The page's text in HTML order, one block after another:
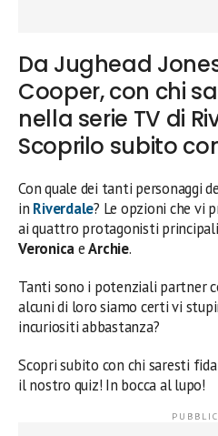
Da Jughead
Cooper, con chi
nella serie TV di
Scoprilo subito
Con quale dei tanti personaggi
in Riverdale? Le opzioni che vi
ai quattro protagonisti
VeronicaeArchie.
Tanti sono i potenziali partner
alcuni di loro siamo certi vi
incuriositi abbastanza?
Scopri subito con chi saresti
il nostro quiz! In bocca al lupo!